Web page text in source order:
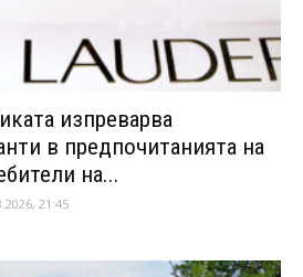
изпреварва
в предпочитанията на
на...
21:45